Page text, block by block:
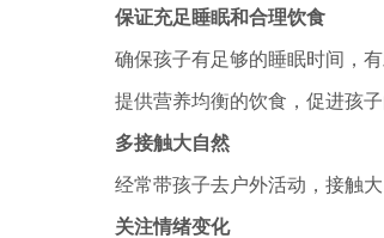
保证充足睡眠和合理饮食
确保孩子有足够的睡眠时间，
提供营养均衡的饮食，促进孩子
多接触大自然
经常带孩子去户外活动，接触
关注情绪变化